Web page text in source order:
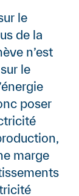
le
de la
n’est
le
poser
marge